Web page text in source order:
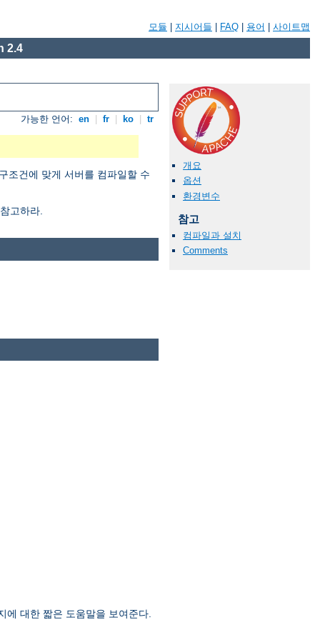
모듈 지시어들 FAQ 용어 사이트맵
2.4
가능한 언어: en fr ko tr
조건에 맞게 서버를 컴파일할 수
고하라.
개요
옵션
환경변수
참고
컴파일과 설치
Comments
에 대한 짧은 도움말을 보여준다.